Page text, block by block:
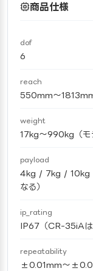
商品仕様
dof
6
reach
550mm〜
weight
17kg〜990kg（モ
payload
4kg / 7kg / 10kg
なる）
ip_rating
IP67（CR-35iAは
repeatability
±0.01mm〜